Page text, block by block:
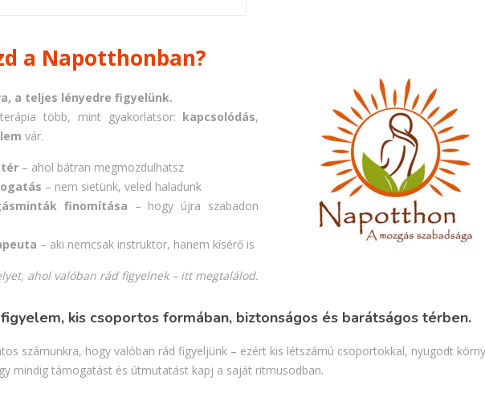
a Napotthonban?
a teljes lényedre figyelünk.
több, mint gyakorlatsor: kapcsolódás,
vár.
– ahol bátran megmozdulhatsz
– nem sietünk, veled haladunk
finomítása – hogy újra szabadon
– aki nemcsak instruktor, hanem kísérő is
ahol valóban rád figyelnek – itt megtalálod.
kis csoportos formában, biztonságos és barátságos térben.
számunkra, hogy valóban rád figyeljünk – ezért kis létszámú csoportokkal, nyugodt
mindig támogatást és útmutatást kapj a saját ritmusodban.